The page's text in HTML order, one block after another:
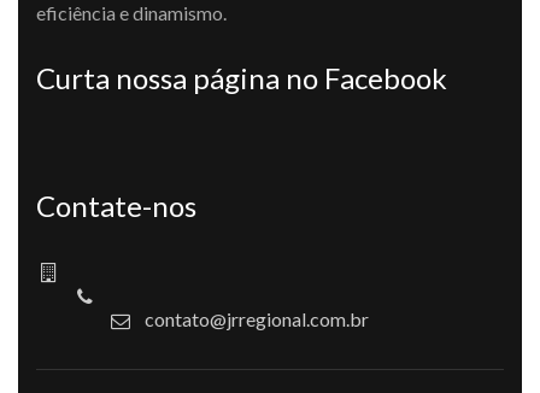
eficiência e dinamismo.
Curta nossa página no Facebook
Contate-nos
contato@jrregional.com.br